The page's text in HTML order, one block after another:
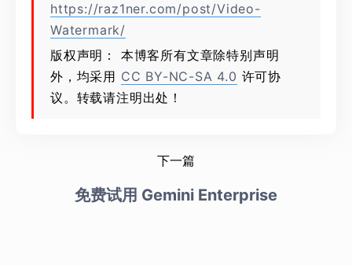
https://raz1ner.com/post/Video-
Watermark/
版权声明： 本博客所有文章除特别声明
外，均采用 CC BY-NC-SA 4.0 许可协
议。转载请注明出处！
下一篇
免费试用 Gemini Enterprise